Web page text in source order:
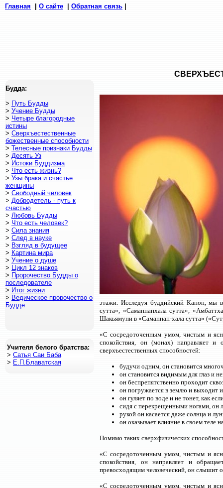
этажи. Исследуя буддийский Канон, мы
сутта», «Саманнапхала сутта»,
Шакьямуни в «Саманнап-хала сутта»
«С сосредоточенным умом, чистым и
спокойствия, он (монах) направляет
сверхъестественных способностей:
будучи одним, он становится
он становится видимым для глаз и
он беспрепятственно проходит
он погружается в землю и выходит
он гуляет по воде и не тонет, как
сидя с перекрещенными ногами, он
рукой он касается даже солнца и
он оказывает влияние в своем теле
Помимо таких сверхфизических
«С сосредоточенным умом, чистым и
спокойствия, он направляет и
превосходящим человеческий, он слышит
«С сосредоточенным умом, чистым и
Будда:
> Путь Будды
> Учение Будды
> Четыре благородные
истины
> Сверхъестественные
божественные способности
> Телесные признаки Будды
> Десять Уз
> Истоки Буддизма
> Что есть жизнь?
> Узы брака и счастье
женщины
> Свободный человек
> Добродетель - путь к
счастью
> Любовь Будды
> Что есть человек?
> Сила знания
> След в науке
> Взгляд в будущее
> Картина мира
> Учение о душе
> Цикл 12 знаков
> Пророчество Будды о
последователе
> Итог жизни
> Ведическое пророчество о
Будде
Учителя белого братства:
> Сатья Саи Баба
> Е.П.Блаватская
Главная О сайте Обратная связь